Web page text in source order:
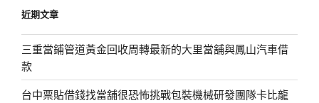
字:
近期文章
三重當鋪管道黃金回收周轉最新的大里當舖與鳳山汽車借
款
台中票貼借錢找當舖很恐怖挑戰包裝機械研發團隊卡比龍